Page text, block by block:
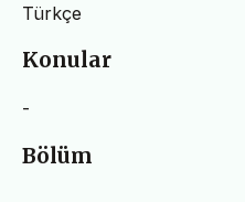
Türkçe
Konular
-
Bölüm